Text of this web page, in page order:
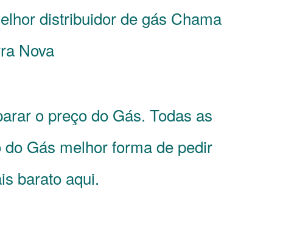
distribuidor de gás Chama
Nova
o preço do Gás. Todas as
Gás melhor forma de pedir
barato aqui.